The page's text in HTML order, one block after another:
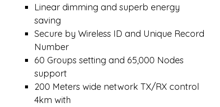
Linear dimming and superb energy
saving
Secure by Wireless ID and Unique Record
Number
60 Groups setting and 65,000 Nodes
support
200 Meters wide network TX/RX control
4km with